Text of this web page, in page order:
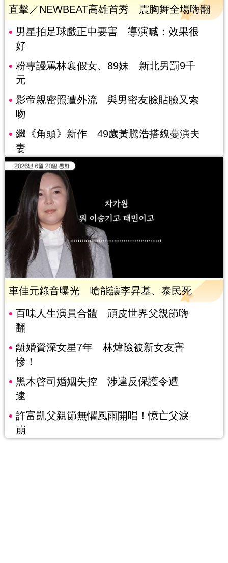
直擊／NEWBEAT高雄首秀 震胸舞全場嗨翻
男星拍足球戲正中要害 導演喊：效果很
好
粉專謾罵林襄假女、89妹 新北男罰9千
元
影帝親密照遭外流 與男密友臉貼臉又索
吻
繼《角頭》新作 49歲黃騰浩搭魏蔓演夫
妻
車佳元錄音曝光 嗆能讓李昇基、泰民死
百味人生演員合體 頑皮世界父親節嗨
翻
離婚資深女星7年 林煒險被新女友害
慘！
黑木啓司婚姻失控 涉違反保護令遭
逮
許富凱父親節無懼風雨開唱！憶亡父淚
崩